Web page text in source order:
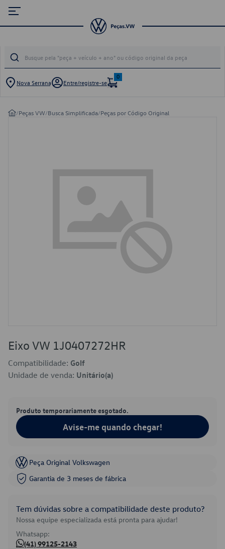
Nova Serrana Entre/registre-se
0
/Peças VW/Busca Simplificada/Peças por Código Original
Eixo VW 1J0407272HR
Compatibilidade: Golf
Unidade de venda: Unitário(a)
Produto temporariamente esgotado.
Avise-me quando chegar!
Peça Original Volkswagen
Garantia de 3 meses de fábrica
Tem dúvidas sobre a compatibilidade deste produto?
Nossa equipe especializada está pronta para ajudar!
Whatsapp:
(41) 99125-2143